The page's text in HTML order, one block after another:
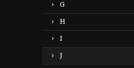
G
H
I
J